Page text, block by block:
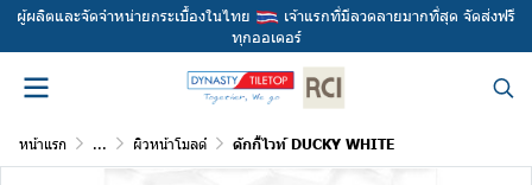
ผู้ผลิตและจัดจำหน่ายกระเบื้องในไทย
เจ้าแรกที่มีลวดลายมากที่สุด จัดส่งฟรี
ทุกออเดอร์
หน้าแรก ... ผิวหน้าโมลด์ ดักกี้ไวท์ DUCKY WHITE